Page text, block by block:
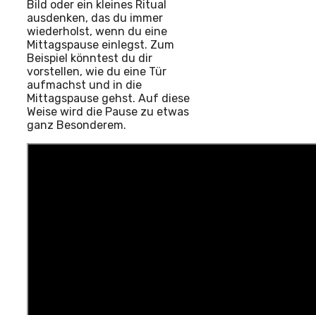
Bild oder ein kleines Ritual
ausdenken, das du immer
wiederholst, wenn du eine
Mittagspause einlegst. Zum
Beispiel könntest du dir
vorstellen, wie du eine Tür
aufmachst und in die
Mittagspause gehst. Auf diese
Weise wird die Pause zu etwas
ganz Besonderem.